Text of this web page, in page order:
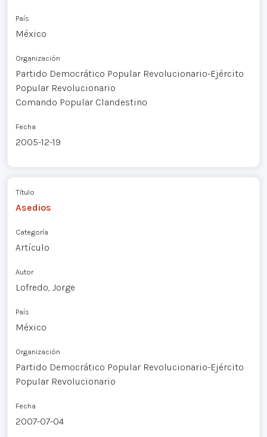
País
México
Organización
Partido Democrático Popular Revolucionario-Ejército
Popular Revolucionario
Comando Popular Clandestino
Fecha
2005-12-19
Título
Asedios
Categoría
Artículo
Autor
Lofredo, Jorge
País
México
Organización
Partido Democrático Popular Revolucionario-Ejército
Popular Revolucionario
Fecha
2007-07-04